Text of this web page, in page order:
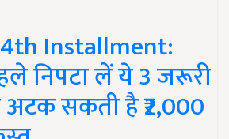
Installment:
निपटा लें ये 3 जरूरी
अटक सकती है ₹2,000